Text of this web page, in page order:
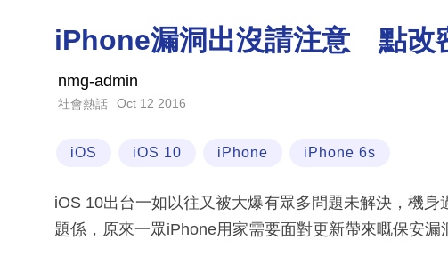
iPhone漏洞出沒請注意 點改
nmg-admin
社會熱話 Oct 12 2016
iOS iOS 10 iPhone iPhone 6s
iOS 10出台一如以往又被大爆有眾多問題未解決，機
題係，原來一眾iPhone用家需要面對更新帶來嘅保安漏